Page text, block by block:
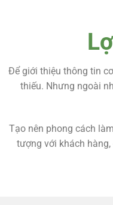
Để giới thiệu thông tin
thiếu. Nhưng ngoài
Tạo nên phong cách
tượng với khách